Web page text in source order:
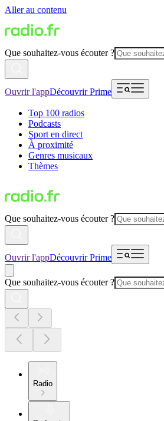
Aller au contenu
Que souhaitez-vous écouter ?
Ouvrir l'appDécouvrir Prime
Top 100 radios
Podcasts
Sport en direct
À proximité
Genres musicaux
Thèmes
Que souhaitez-vous écouter ?
Ouvrir l'appDécouvrir Prime
Que souhaitez-vous écouter ?
Radio